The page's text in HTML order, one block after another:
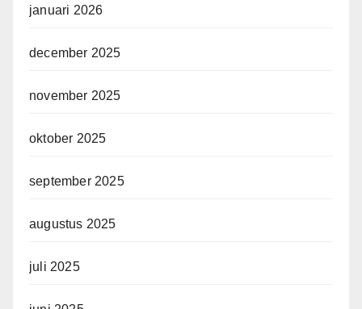
januari 2026
december 2025
november 2025
oktober 2025
september 2025
augustus 2025
juli 2025